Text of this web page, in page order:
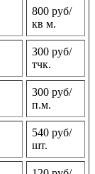
800 руб/
кв м.
300 руб/
тчк.
300 руб/
п.м.
540 руб/
шт.